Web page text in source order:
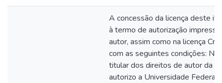
A concessão da licença deste
à termo de autorização
autor, assim como na licença
com as seguintes condições: Na
titular dos direitos de autor da
autorizo a Universidade Federal